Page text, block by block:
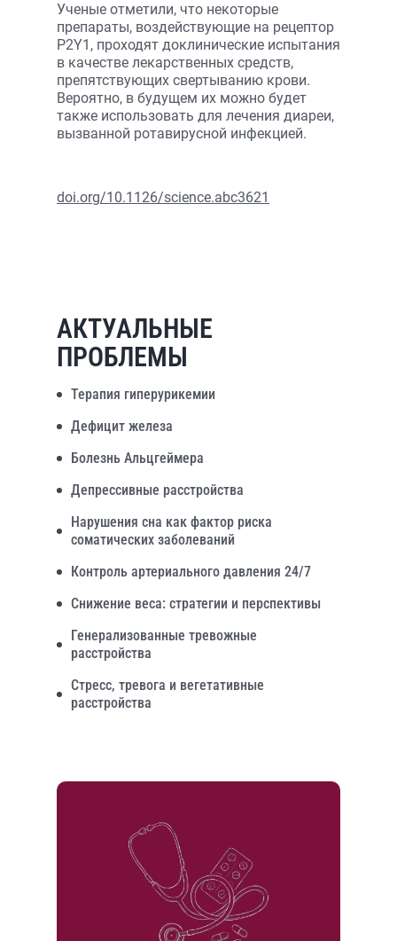
Ученые отметили, что некоторые
препараты, воздействующие на рецептор
P2Y1, проходят доклинические испытания
в качестве лекарственных средств,
препятствующих свертыванию крови.
Вероятно, в будущем их можно будет
также использовать для лечения диареи,
вызванной ротавирусной инфекцией.
doi.org/10.1126/science.abc3621
АКТУАЛЬНЫЕ
ПРОБЛЕМЫ
Терапия гиперурикемии
Дефицит железа
Болезнь Альцгеймера
Депрессивные расстройства
Нарушения сна как фактор риска
соматических заболеваний
Контроль артериального давления 24/7
Снижение веса: стратегии и перспективы
Генерализованные тревожные
расстройства
Стресс, тревога и вегетативные
расстройства